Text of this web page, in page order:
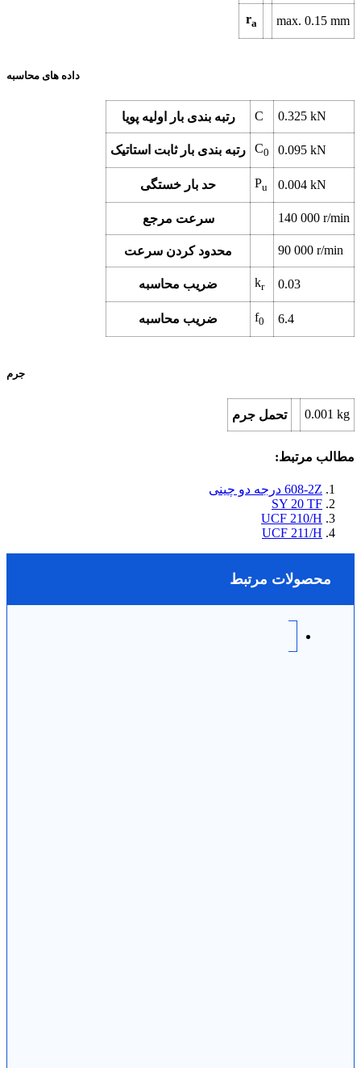
ra max. 0.15 mm
داده های محاسبه
رتبه بندی بار اولیه پویا C 0.325 kN
رتبه بندی بار ثابت استاتیک C0 0.095 kN
حد بار خستگی Pu 0.004 kN
سرعت مرجع 140 000 r/min
محدود کردن سرعت 90 000 r/min
ضریب محاسبه kr 0.03
ضریب محاسبه f0 6.4
جرم
تحمل جرم 0.001 kg
مطالب مرتبط:
608-2Z درجه دو چینی
SY 20 TF
UCF 210/H
UCF 211/H
محصولات مرتبط